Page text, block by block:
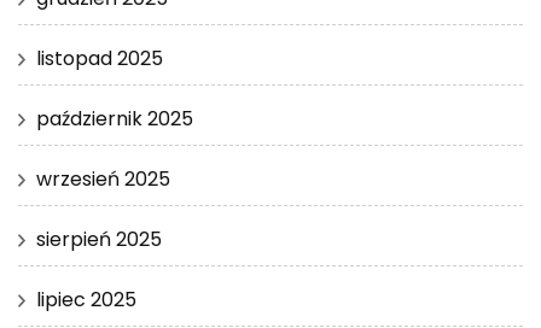
listopad 2025
październik 2025
wrzesień 2025
sierpień 2025
lipiec 2025